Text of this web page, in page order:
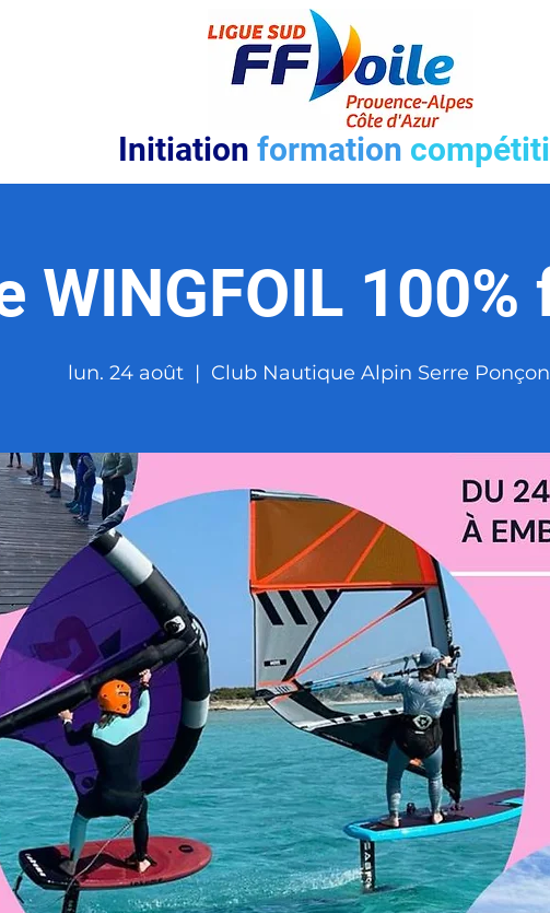
Initiationformation
WINGFOIL
lun. 24 août
  |
Club Nautique Alpin Serre Ponçon